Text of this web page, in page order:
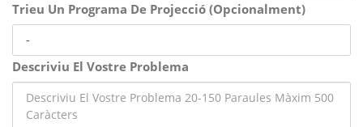
Trieu Un Programa De Projecció (Opcionalment)
Descriviu El Vostre Problema